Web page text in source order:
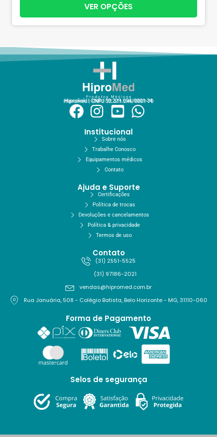
VER OPÇÕES
Hiprolink | CNPJ 59.229.654/0001-34
Hipromed | CNPJ 32.311.246/0001-70
Institucional
Sobre nós
Trabalhe Conosco
Equipamentos médicos
Contato
Ajuda e Suporte
Certificações
Política de trocas
Devoluções e cancelamentos
Política & privacidade
Termos de uso
Contato
(31) 2551-5525
(31) 97186-2021
vendas@hipromed.com.br
Rua Januária, 508 - Colégio Batista, Belo Horizonte - MG, 31110-060
Forma de Pagamento
Selos de segurança